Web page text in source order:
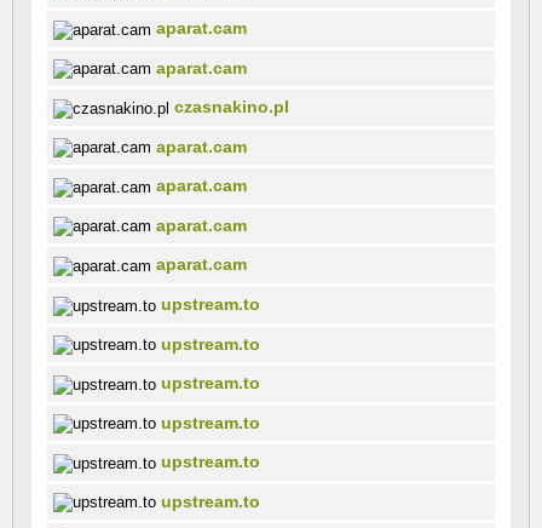
aparat.cam
aparat.cam
czasnakino.pl
aparat.cam
aparat.cam
aparat.cam
aparat.cam
upstream.to
upstream.to
upstream.to
upstream.to
upstream.to
upstream.to